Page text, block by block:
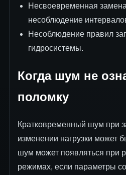
Несвоевременная
несоблюдение
Несоблюдение правил
гидросистемы.
Когда шум не
поломку
Кратковременный шум при
изменении нагрузки может
шум может появляться при
режимах, если параметры